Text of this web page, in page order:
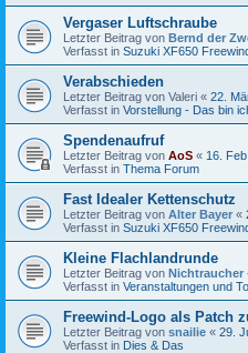
Vergaser Luftschraube
Letzter Beitrag von Bernd der
Verfasst in Suzuki XF650
Verabschieden
Letzter Beitrag von Valeri « 22.
Verfasst in Vorstellung - Das bin
Spendenaufruf
Letzter Beitrag von AoS « 16.
Verfasst in Thema Forum
Fast Idealer Kettenschutz
Letzter Beitrag von Alter Bayer «
Verfasst in Suzuki XF650
Kleine Flachlandrunde
Letzter Beitrag von Nichtraucher
Verfasst in Veranstaltungen und
Freewind-Logo als Patch
Letzter Beitrag von snailie « 29.
Verfasst in Dies & Das